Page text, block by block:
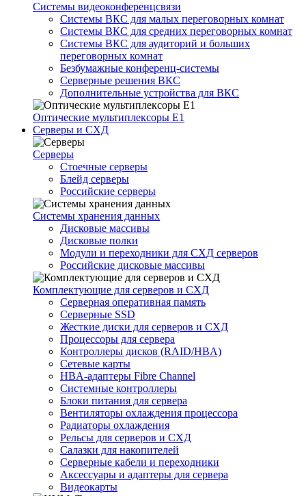
Системы видеоконференцсвязи
Системы ВКС для малых переговорных комнат
Системы ВКС для средних переговорных комнат
Системы ВКС для аудиторий и больших
переговорных комнат
Безбумажные конференц-системы
Серверные решения ВКС
Дополнительные устройства для ВКС
Оптические мультиплексоры Е1
Серверы и СХД
Серверы
Стоечные серверы
Блейд серверы
Российские серверы
Системы хранения данных
Дисковые массивы
Дисковые полки
Модули и переходники для СХД серверов
Российские дисковые массивы
Комплектующие для серверов и СХД
Серверная оперативная память
Серверные SSD
Жесткие диски для серверов и СХД
Процессоры для сервера
Контроллеры дисков (RAID/HBA)
Сетевые карты
HBA-адаптеры Fibre Channel
Системные контроллеры
Блоки питания для сервера
Вентиляторы охлаждения процессора
Радиаторы охлаждения
Рельсы для серверов и СХД
Салазки для накопителей
Серверные кабели и переходники
Аксессуары и адаптеры для сервера
Видеокарты